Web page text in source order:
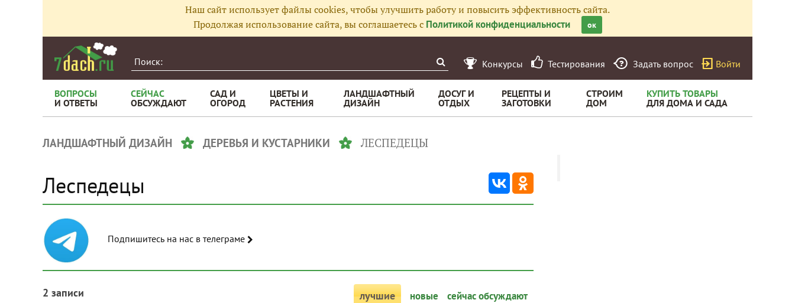
Наш сайт использует файлы cookies, чтобы улучшить работу и повысить эффективность сайта.
Продолжая использование сайта, вы соглашаетесь с Политикой конфиденциальности ок
Конкурсы Тестирования Задать вопрос Войти
ВОПРОСЫ
И ОТВЕТЫ
СЕЙЧАС
ОБСУЖДАЮТ
САД И
ОГОРОД
ЦВЕТЫ И
РАСТЕНИЯ
ЛАНДШАФТНЫЙ
ДИЗАЙН
ДОСУГ И
ОТДЫХ
РЕЦЕПТЫ И
ЗАГОТОВКИ
СТРОИМ
ДОМ
КУПИТЬ ТОВАРЫ
ДЛЯ ДОМА И САДА
ЛАНДШАФТНЫЙ ДИЗАЙН ДЕРЕВЬЯ И КУСТАРНИКИ ЛЕСПЕДЕЦЫ
Леспедецы
Подпишитесь на нас в телеграме
2 записи лучшие новые сейчас обсуждают